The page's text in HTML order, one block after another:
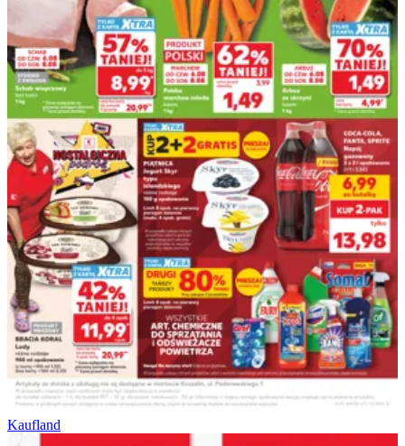
Kaufland